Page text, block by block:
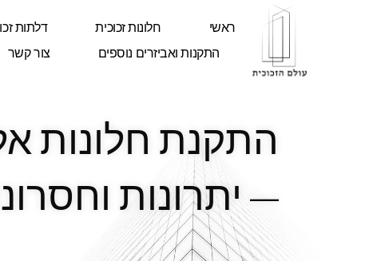
ראשי חלונות זכוכית דלתות
התקנות ואביזרים נוספים
צור קשר
התקנת חלונות
– יתרונות